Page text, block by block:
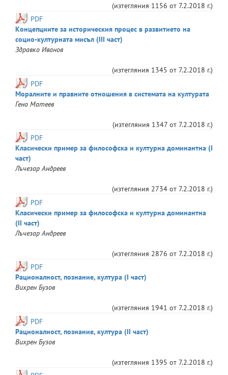
(изтегляния 1156 от 7.2.2018 г.)
PDF
Концепциите за историческия процес в развитието на
социо-културната мисъл (III част)
Здравко Иванов
(изтегляния 1345 от 7.2.2018 г.)
PDF
Моралните и правните отношения в системата на културата
Гено Матеев
(изтегляния 1347 от 7.2.2018 г.)
PDF
Класически пример за философска и културна доминантна (I
част)
Лъчезар Андреев
(изтегляния 2734 от 7.2.2018 г.)
PDF
Класически пример за философска и културна доминантна
(II част)
Лъчезар Андреев
(изтегляния 2876 от 7.2.2018 г.)
PDF
Рационалност, познание, култура (I част)
Вихрен Бузов
(изтегляния 1941 от 7.2.2018 г.)
PDF
Рационалност, познание, култура (II част)
Вихрен Бузов
(изтегляния 1395 от 7.2.2018 г.)